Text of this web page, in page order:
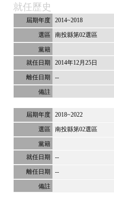
就任歷史
2014~2018
南投縣第02選區
2014年12月25日
--
2018~2022
南投縣第02選區
--
--